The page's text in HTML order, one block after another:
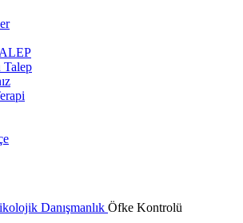
Talep
Danışmanlık Öfke Kontrolü